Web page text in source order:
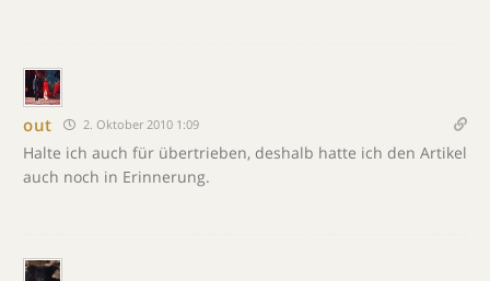
out 2. Oktober 2010 1:09
Halte ich auch für übertrieben, deshalb hatte ich den Artikel
auch noch in Erinnerung.